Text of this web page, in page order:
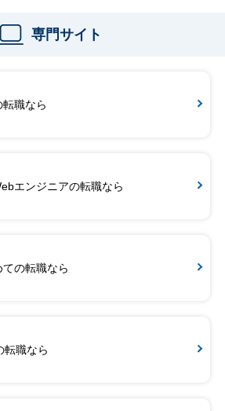
専門サイト
職なら
エンジニアの転職なら
ての転職なら
転職なら